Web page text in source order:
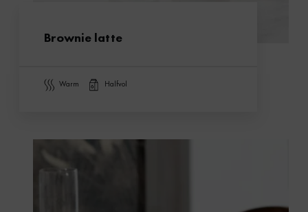
Brownie latte
warm halfvol